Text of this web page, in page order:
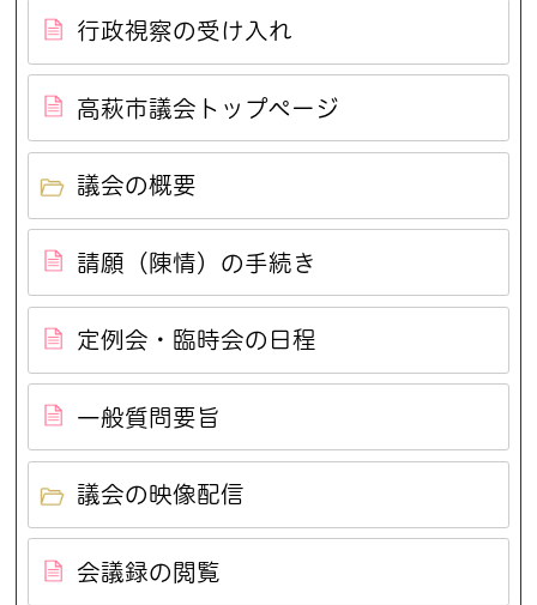
行政視察の受け入れ
高萩市議会トップページ
議会の概要
請願（陳情）の手続き
定例会・臨時会の日程
一般質問要旨
議会の映像配信
会議録の閲覧